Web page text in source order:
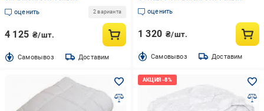
оценить 2 варианта
4 125 ₴/шт.
Cамовывоз Доставим
оценить
1 320 ₴/шт.
Cамовывоз Доставим